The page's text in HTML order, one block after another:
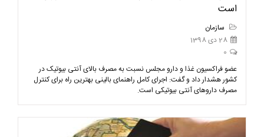
است
سازمان
28 دی 1398
0
عضو فراکسیون غذا و دارو مجلس نسبت به مصرف بالای آنتی بیوتیک در
کشور هشدار داد و گفت: اجرای کامل راهنمای بالینی بهترین راه برای کنترل
مصرف داروهای آنتی بیوتیکی است.